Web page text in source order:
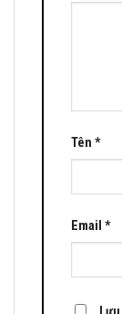
Tên *
Email *